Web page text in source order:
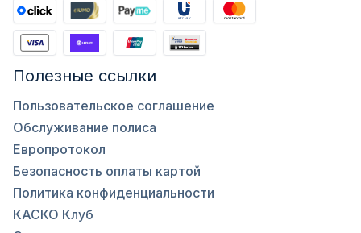
Полезные ссылки
Пользовательское соглашение
Обслуживание полиса
Европротокол
Безопасность оплаты картой
Политика конфиденциальности
КАСКО Клуб